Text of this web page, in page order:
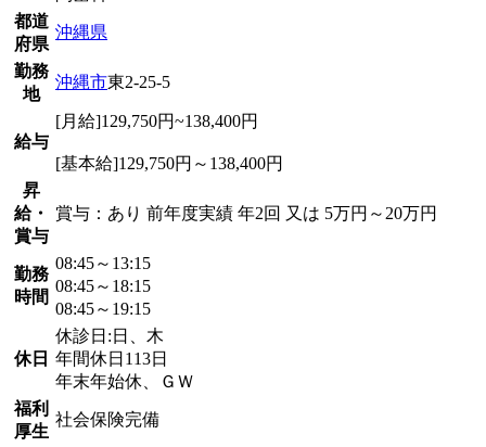
都道
府県
沖縄県
勤務
地
沖縄市東2-25-5
給与
[月給]129,750円~138,400円
[基本給]129,750円～138,400円
昇
給・
賞与
賞与：あり 前年度実績 年2回 又は 5万円～20万円
勤務
時間
08:45～13:15
08:45～18:15
08:45～19:15
休日
休診日:日、木
年間休日113日
年末年始休、ＧＷ
福利
厚生
社会保険完備